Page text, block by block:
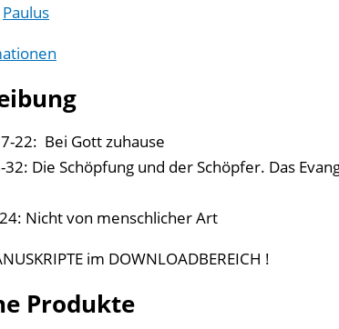
Paulus
22: Bei Gott zuhause
Die Schöpfung und der Schöpfer. Das
Nicht von menschlicher Art
im DOWNLOADBEREICH !
Produkte